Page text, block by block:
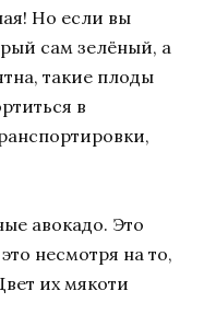
Но если вы
сам зелёный, а
такие плоды
в
авокадо. Это
несмотря на то,
их мякоти